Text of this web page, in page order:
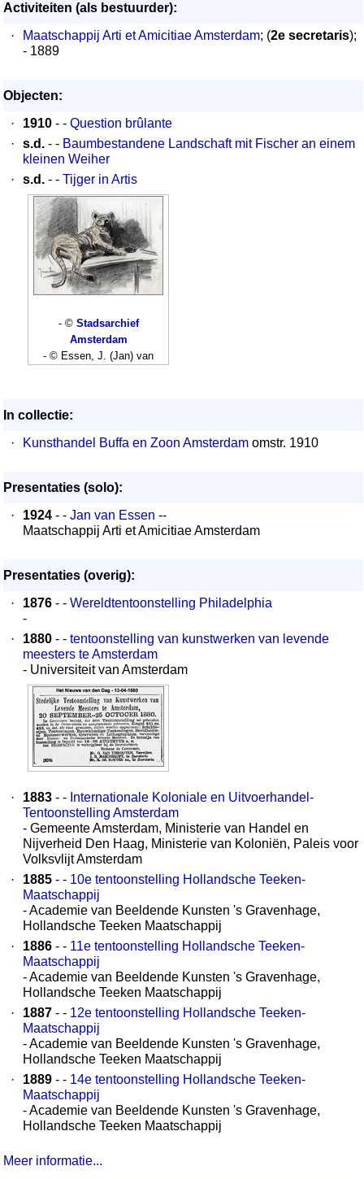
Activiteiten (als bestuurder):
·
Maatschappij Arti et Amicitiae Amsterdam; (2e secretaris);
- 1889
Objecten:
·
1910 - - Question brûlante
·
s.d. - - Baumbestandene Landschaft mit Fischer an einem
kleinen Weiher
·
s.d. - - Tijger in Artis
- © Stadsarchief
Amsterdam
- © Essen, J. (Jan) van
In collectie:
·
Kunsthandel Buffa en Zoon Amsterdam omstr. 1910
Presentaties (solo):
·
1924 - - Jan van Essen --
Maatschappij Arti et Amicitiae Amsterdam
Presentaties (overig):
·
1876 - - Wereldtentoonstelling Philadelphia
-
·
1880 - - tentoonstelling van kunstwerken van levende
meesters te Amsterdam
- Universiteit van Amsterdam
· 1883 - - Internationale Koloniale en Uitvoerhandel-
Tentoonstelling Amsterdam
- Gemeente Amsterdam, Ministerie van Handel en
Nijverheid Den Haag, Ministerie van Koloniën, Paleis voor
Volksvlijt Amsterdam
·
1885 - - 10e tentoonstelling Hollandsche Teeken-
Maatschappij
- Academie van Beeldende Kunsten 's Gravenhage,
Hollandsche Teeken Maatschappij
·
1886 - - 11e tentoonstelling Hollandsche Teeken-
Maatschappij
- Academie van Beeldende Kunsten 's Gravenhage,
Hollandsche Teeken Maatschappij
·
1887 - - 12e tentoonstelling Hollandsche Teeken-
Maatschappij
- Academie van Beeldende Kunsten 's Gravenhage,
Hollandsche Teeken Maatschappij
·
1889 - - 14e tentoonstelling Hollandsche Teeken-
Maatschappij
- Academie van Beeldende Kunsten 's Gravenhage,
Hollandsche Teeken Maatschappij
Meer informatie...